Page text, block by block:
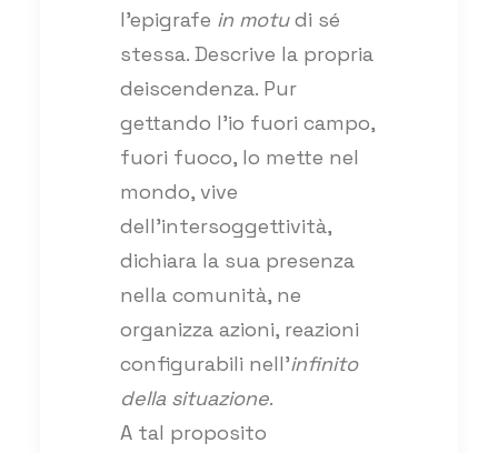
l’epigrafe in motudi sé
stessa. Descrive la propria
deiscendenza. Pur
gettando l’io fuori campo,
fuori fuoco, lo mette nel
mondo, vive
dell’intersoggettività,
dichiara la sua presenza
nella comunità, ne
organizza azioni, reazioni
configurabili nell’infinito
della situazione.
A tal proposito